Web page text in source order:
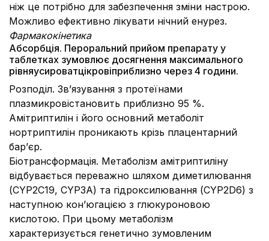
ніж це потрібно для забезпечення зміни настрою.
Можливо ефективно лікувати нічний енурез.
Фармакокінетика
Абсорбція. Пероральний прийом препарату у
таблетках зумовлює досягнення максимального
рівняусироватцікровіприблизно через 4 години.
Розподіл. Зв’язування з протеїнами
плазмикровістановить приблизно 95 %.
Амітриптилін і його основний метаболіт
нортриптилін проникають крізь плацентарний
бар’єр.
Біотрансформація. Метаболізм амітриптиліну
відбувається переважно шляхом диметилювання
(CYP2C19, CYP3A) та гідроксилювання (CYP2D6) з
наступною кон’югацією з глюкуроновою
кислотою. При цьому метаболізм
характеризується генетично зумовленим